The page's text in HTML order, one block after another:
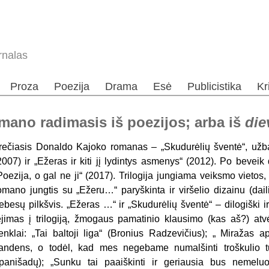
Proza Poezija Drama Esė Publicistika
radimasis iš poezijos; arba iš
Donaldo Kajoko romanas – „Skudurėlių šventė“,
ir „Ežeras ir kiti jį lydintys asmenys“ (2012). Po
o gal ne ji“ (2017). Trilogija jungiama veiksmo
jungtis su „Ežeru…“ paryškinta ir viršelio dizainu
pilkšvis. „Ežeras …“ ir „Skudurėlių šventė“ – dilogiški
į trilogiją, žmogaus pamatinio klausimo (kas aš?)
„Tai baltoji liga“ (Bronius Radzevičius); „ Miražas
o todėl, kad mes negebame numalšinti troškulio
„Sunku tai paaiškinti ir geriausia bus